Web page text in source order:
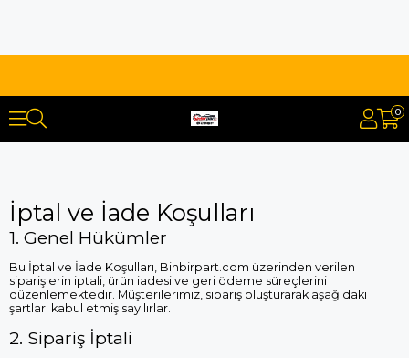
0
İptal ve İade Koşulları
1. Genel Hükümler
Bu İptal ve İade Koşulları, Binbirpart.com üzerinden verilen
siparişlerin iptali, ürün iadesi ve geri ödeme süreçlerini
düzenlemektedir. Müşterilerimiz, sipariş oluşturarak aşağıdaki
şartları kabul etmiş sayılırlar.
2. Sipariş İptali